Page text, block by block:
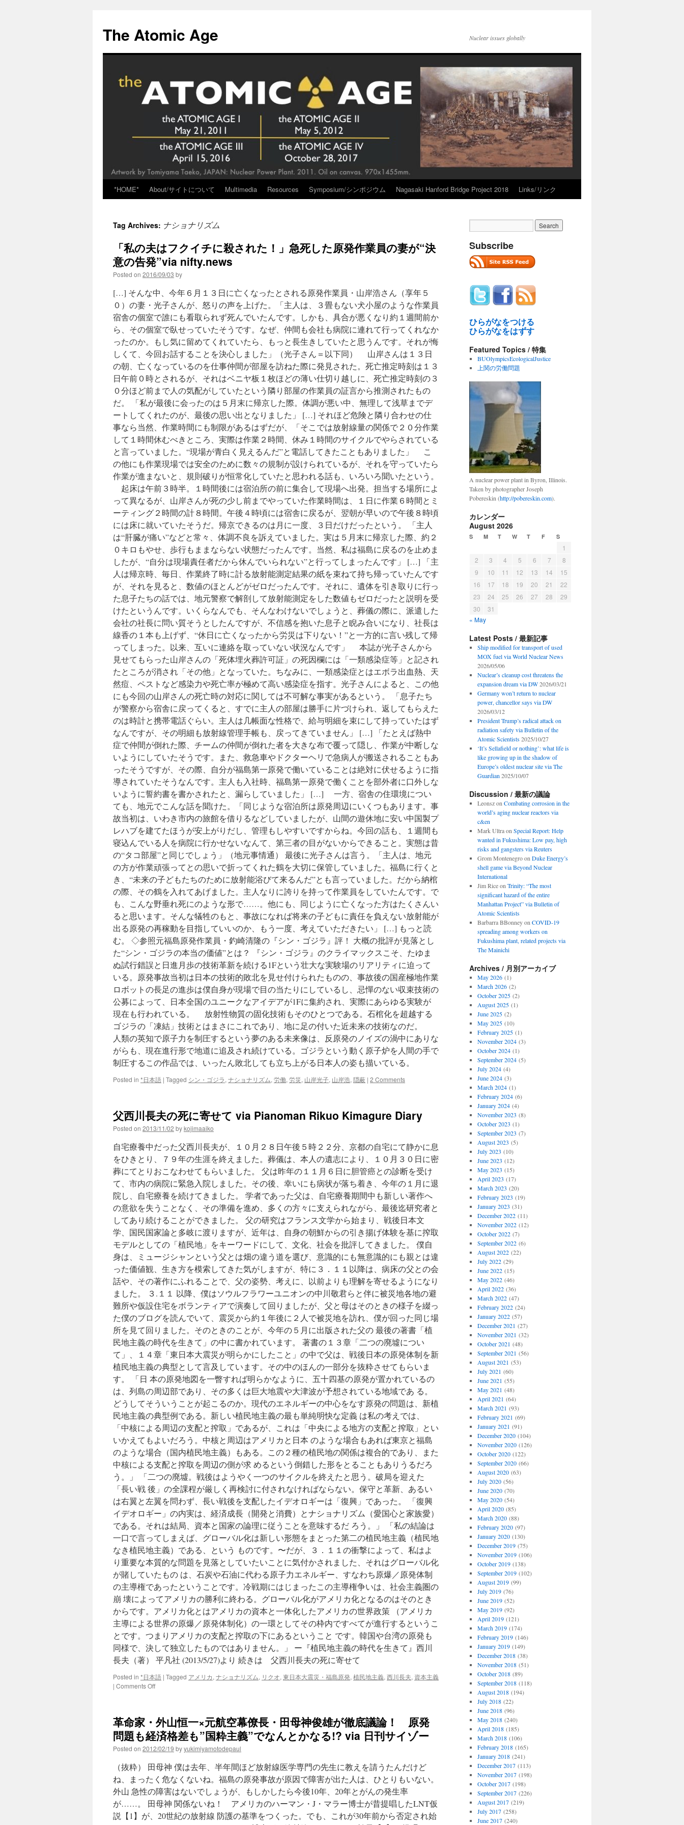
content
The Atomic Age Nuclear issues globally
*HOME* About/サイトについて Multimedia Resources Symposium/シンポジウム Nagasaki Hanford Bridge Project 2018 Links/リンク
Tag Archives: ナショナリズム
「私の夫はフクイチに殺された！」急死した原発作業員の妻が“決
意の告発”via nifty.news
Posted on 2016/09/03 by
[…] そんな中、今年６月１３日に亡くなったとされる原発作業員・山岸浩さん（享年５
０）の妻・光子さんが、怒りの声を上げた。「主人は、３畳もない犬小屋のような作業員
宿舎の個室で誰にも看取られず死んでいたんです。しかも、具合が悪くなり約１週間前か
ら、その個室で臥せっていたそうです。なぜ、仲間も会社も病院に連れて行ってくれなか
ったのか。もし気に留めてくれていたら、もっと長生きしていたと思うんです。それが悔
しくて、今回お話することを決心しました」（光子さん＝以下同） 山岸さんは１３日
の朝、亡くなっているのを仕事仲間が部屋を訪ねた際に発見された。死亡推定時刻は１３
日午前０時とされるが、それはベニヤ板１枚ほどの薄い仕切り越しに、死亡推定時刻の３
０分ほど前まで人の気配がしていたという隣り部屋の作業員の証言から推測されたもの
だ。 「私が最後に会ったのは５月末に帰京した際。体調が悪い中、無理して浅草までデ
ートしてくれたのが、最後の思い出となりました」 […] それほど危険と隣り合わせの仕
事なら当然、作業時間にも制限があるはずだが、「そこでは放射線量の関係で２０分作業
して１時間休むべきところ、実際は作業２時間、休み１時間のサイクルでやらされている
と言っていました。“現場が青白く見えるんだ”と電話してきたこともありました」 こ
の他にも作業現場では安全のために数々の規制が設けられているが、それを守っていたら
作業が進まないと、規則破りが恒常化していたと思われる話も、いろいろ聞いたという。
起床は午前３時半。１時間後には宿泊所の前に集合して現場へ出発。担当する場所によ
って異なるが、山岸さんが死の少し前までやっていた作業時間は、１日に作業６時間とミ
ーティング２時間の計８時間。午後４時頃には宿舎に戻るが、翌朝が早いので午後８時頃
には床に就いていたそうだ。帰京できるのは月に一度、３日だけだったという。 「主人
は“肝臓が痛い”などと常々、体調不良を訴えていました。実は５月末に帰京した際、約２
０キロもやせ、歩行もままならない状態だったんです。当然、私は福島に戻るのを止めま
したが、“自分は現場責任者だから休んでいられない”と行ってしまったんです」 […] 「主
人は帰京時、毎日、作業終了時に計る放射能測定結果の紙を束ねて持ち帰っていたんです
が、それを見ると、数値のほとんどがゼロだったんです。それに、遺体を引き取りに行っ
た息子たちの話では、地元警察で解剖して放射能測定をした数値もゼロだったと説明を受
けたというんです。いくらなんでも、そんなわけないでしょうと、葬儀の際に、派遣した
会社の社長に問い質そうとしたんですが、不信感を抱いた息子と睨み合いになり、社長は
線香の１本も上げず、“休日に亡くなったから労災は下りない！”と一方的に言い残して帰
ってしまった。以来、互いに連絡を取っていない状況なんです」 本誌が光子さんから
見せてもらった山岸さんの「死体埋火葬許可証」の死因欄には「一類感染症等」と記され
たところが消され「その他」となっていた。ちなみに、一類感染症とはエボラ出血熱、天
然痘、ペストなど感染力や死亡率が極めて高い感染症を指す。光子さんによると、この他
にも今回の山岸さんの死亡時の対応に関しては不可解な事実があるという。 「息子たち
が警察から宿舎に戻ってくると、すでに主人の部屋は勝手に片づけられ、返してもらえた
のは時計と携帯電話ぐらい。主人は几帳面な性格で、給与明細を束にして持っていたはず
なんですが、その明細も放射線管理手帳も、戻ってきていません」 […] 「たとえば熱中
症で仲間が倒れた際、チームの仲間が倒れた者を大きな布で覆って隠し、作業が中断しな
いようにしていたそうです。また、救急車やドクターヘリで急病人が搬送されることもあ
ったそうですが、その際、自分が福島第一原発で働いていることは絶対に伏せるように指
導されていたそうなんです。主人も入社時、福島第一原発で働くことを部外者に口外しな
いように誓約書を書かされたと、漏らしていました」 […] 一方、宿舎の住環境につい
ても、地元でこんな話を聞けた。「同じような宿泊所は原発周辺にいくつもあります。事
故当初は、いわき市内の旅館を借りるなどしていましたが、山間の遊休地に安い中国製プ
レハブを建てたほうが安上がりだし、管理もしやすいですからね。今回の話も、１週間も
寝込んでいる人を病院に行かせないなんて、第三者の目がないからできること。実態は昔
の“タコ部屋”と同じでしょう」（地元事情通） 最後に光子さんは言う。「主人は、地元
の方が作業頑張ってとの思いで折ってくれた鶴を大切に保管していました。福島に行くと
き、“未来の子どもたちのために放射能浴びて来るんだ”とも言っていました。だから納棺
の際、その鶴を入れてあげました。主人なりに誇りを持って作業員をしていたんです。で
も、こんな野垂れ死にのような形で……。他にも、同じように亡くなった方はたくさんい
ると思います。そんな犠牲のもと、事故になれば将来の子どもに責任を負えない放射能が
出る原発の再稼動を目指していいのか、もう一度、考えていただきたい」 […] もっと読
む。 ◇参照元福島原発作業員・釣崎清隆の『シン・ゴジラ』評！ 大概の批評が見落とし
た“シン・ゴジラの本当の価値”とは？ 『シン・ゴジラ』のクライマックスこそ、たゆま
ぬ試行錯誤と日進月歩の技術革新を続ける1Fという壮大な実験場のリアリティに迫って
いる。原発事故当初は日本の技術的敗北を見せ付けられたものの、事故後の国産極地作業
ロボットの長足の進歩は僕自身が現場で目の当たりにしているし、忌憚のない収束技術の
公募によって、日本全国のユニークなアイデアが1Fに集約され、実際にあらゆる実験が
現在も行われている。 放射性物質の固化技術もそのひとつである。石棺化を超越する
ゴジラの「凍結」技術とはまさにこれであり、地に足の付いた近未来の技術なのだ。
人類の英知で原子力を制圧するという夢のある未来像は、反原発のノイズの渦中にありな
がらも、現在進行形で地道に追及され続けている。ゴジラという動く原子炉を人間の手で
制圧するこの作品では、いったん敗北しても立ち上がる日本人の姿も描いている。
Posted in *日本語 | Tagged シン・ゴジラ, ナショナリズム, 労働, 労災, 山岸光子, 山岸浩, 隠蔽 | 2 Comments
父西川長夫の死に寄せて via Pianoman Rikuo Kimagure Diary
Posted on 2013/11/02 bykojimaaiko
自宅療養中だった父西川長夫が、１０月２８日午後５時２２分、京都の自宅にて静かに息
をひきとり、７９年の生涯を終えました。葬儀は、本人の遺志により、１０月３０日に密
葬にてとりおこなわせてもらいました。 父は昨年の１１月６日に胆管癌との診断を受け
て、市内の病院に緊急入院しました。その後、幸いにも病状が落ち着き、今年の１月に退
院し、自宅療養を続けてきました。 学者であった父は、自宅療養期間中も新しい著作へ
の意欲を失うことなく、その準備を進め、多くの方々に支えられながら、最後迄研究者と
してあり続けることができました。 父の研究はフランス文学から始まり、戦後日本文
学、国民国家論と多岐に渡りますが、近年は、自身の朝鮮からの引き揚げ体験を基に搾取
モデルとしての「植民地」をキーワードにして、文化、社会を批評してきました。 僕自
身は、ミュージシャンという父とは畑の違う道を選び、意識的にも無意識的にも親とは違
った価値観、生き方を模索してきた気がしますが、特に３．１１以降は、病床の父との会
話や、その著作にふれることで、父の姿勢、考えに、以前よりも理解を寄せるようになり
ました。 ３.１１ 以降、僕はソウルフラワーユニオンの中川敬君らと伴に被災地各地の避
難所や仮設住宅をボランティアで演奏して回りましたが、父と母はそのときの様子を綴っ
た僕のブログを読んでいて、震災から約１年後に２人で被災地を訪れ、僕が回った同じ場
所を見て回りました。そのときのことが、今年の５月に出版された父の 最後の著書「植
民地主義の時代を生きて」の中に書かれています。 著書の１３章「二つの廃墟につい
て」、１４章「東日本大震災が明らかにしたこと」の中で父は、戦後日本の原発体制を新
植民地主義の典型として言及しています。その中のほんの一部分を抜粋させてもらいま
す。 「日 本の原発地図を一瞥すれば明らかなように、五十四基の原発が置かれているの
は、列島の周辺部であり、その多くは巨大地震や大津波が予想されている地域であ る。
どうしてそういうことが起こるのか。現代のエネルギーの中心をなす原発の問題は、新植
民地主義の典型例である。新しい植民地主義の最も単純明快な定義 は私の考えでは、
「中核による周辺の支配と搾取」であるが、これは「中央による地方の支配と搾取」とい
いかえてもよいだろう。中核と周辺はアメリカと日本 のような場合もあれば東京と福島
のような場合（国内植民地主義）もある。この２種の植民地の関係は複合的であり、また
中核による支配と搾取を周辺の側が求 めるという倒錯した形をとることもありうるだろ
う。」 「二つの廃墟。戦後はようやく一つのサイクルを終えたと思う。破局を迎えた
「長い戦 後」の全課程が厳しく再検討に付されなければならない。保守と革新、あるい
は右翼と左翼を問わず、長い戦後を支配したイデオロギーは「復興」であった。 「復興
イデオロギー」の内実は、経済成長（開発と消費）とナショナリズム（愛国心と家族愛）
である。それは結局、資本と国家の論理に従うことを意味するだ ろう。」 「私の結論は
一口で言ってしまえば、グローバル化は新しい形態をまとった第二の植民地主義（植民地
なき植民地主義）である、という ものです。〜だが、３．１１の衝撃によって、私はよ
り重要な本質的な問題を見落としていたいことに気付かされました、それはグローバル化
が賭していたもの は、石炭や石油に代わる原子力エネルギー、すなわち原爆／原発体制
の主導権であったということです。冷戦期にはじまったこの主導権争いは、社会主義圏の
崩 壊によってアメリカの勝利に終わる。グローバル化がアメリカ化となるのはそのとき
からです。アメリカ化とはアメリカの資本と一体化したアメリカの世界政策 （アメリカ
主導による世界の原爆／原発体制化）の一環としてその枠内ですべてが進行するというこ
とです。つまりアメリカの支配と搾取の下にあるということ です。韓国や台湾の原発も
同様で、決して独立したものではありません。」 ー『植民地主義の時代を生きて』西川
長夫（著） 平凡社 (2013/5/27)より 続きは 父西川長夫の死に寄せて
Posted in *日本語 | Tagged アメリカ, ナショナリズム, リクオ, 東日本大震災・福島原発, 植民地主義, 西川長夫, 資本主義
| Comments Offon
長
夫
の
死
寄
せ
て
via
Pianoman
Rikuo
Kimagure
革命家・外山恒一×元航空幕僚長・田母神俊雄が徹底議論！ 原発
問題も経済格差も”国粋主義”でなんとかなる!? via 日刊サイゾー
Posted on 2012/02/19 byyukimiyamotodepaul
（抜粋） 田母神 僕は去年、半年間ほど放射線医学専門の先生に教えを請うたんだけど
ね、まったく危なくないね。福島の原発事故が原因で障害が出た人は、ひとりもいない。
外山 急性の障害はないでしょうが、もしかしたら今後10年、20年とがんの発生率
が……。 田母神 関係ないね！ アメリカのハーマン・J・マラー博士が昔提唱したLNT仮
説【1】が、20世紀の放射線 防護の基準をつくった。でも、これが30年前から否定され始
Subscribe
ひらがなをつける
ひらがなをはずす
Featured Topics / 特集
BUOlympicsEcologicalJustice
上関の労働問題
A nuclear power plant in Byron, Illinois.
Taken by photographer Joseph
Pobereskin (http://pobereskin.com).
カレンダー
August 2026
S M T W T F S
1
2
3 4 5 6 7
8
9
10 11 12 13 14
15
16
17 18 19 20 21
22
23
24 25 26 27 28
29
30
31
« May
Latest Posts / 最新記事
Ship modified for transport of used
MOX fuel via World Nuclear News
2026/05/06
Nuclear’s cleanup cost threatens the
expansion dream via DW 2026/03/21
Germany won’t return to nuclear
power, chancellor says via DW
2026/03/12
President Trump’s radical attack on
radiation safety via Bulletin of the
Atomic Scientists 2025/10/27
‘It’s Sellafield or nothing’: what life is
like growing up in the shadow of
Europe’s oldest nuclear site via The
Guardian 2025/10/07
Discussion / 最新の議論
Leonszon Combating corrosion in the
world’s aging nuclear reactors via
c&en
Mark Ultraon Special Report: Help
wanted in Fukushima: Low pay, high
risks and gangsters via Reuters
Grom Montenegroon Duke Energy’s
shell game via Beyond Nuclear
International
Jim Riceon Trinity: “The most
significant hazard of the entire
Manhattan Project” via Bulletin of
Atomic Scientists
Barbarra BBonneyon COVID-19
spreading among workers on
Fukushima plant, related projects via
The Mainichi
Archives / 月別アーカイブ
May 2026(1)
March 2026(2)
October 2025(2)
August 2025(1)
June 2025(2)
May 2025(10)
February 2025(1)
November 2024(3)
October 2024(1)
September 2024(5)
July 2024(4)
June 2024(3)
March 2024(1)
February 2024(6)
January 2024(4)
November 2023 (8)
October 2023 (1)
September 2023 (7)
August 2023 (5)
July 2023 (10)
June 2023 (12)
May 2023 (15)
April 2023 (17)
March 2023 (20)
February 2023 (19)
January 2023 (31)
December 2022(11)
November 2022(12)
October 2022(7)
September 2022(6)
August 2022(22)
July 2022(29)
June 2022(15)
May 2022(46)
April 2022(36)
March 2022(47)
February 2022(24)
January 2022(57)
December 2021 (27)
November 2021 (32)
October 2021 (48)
September 2021 (56)
August 2021 (53)
July 2021 (60)
June 2021 (55)
May 2021 (48)
April 2021 (64)
March 2021 (93)
February 2021 (69)
January 2021 (91)
December 2020(104)
November 2020(126)
October 2020(122)
September 2020(66)
August 2020(63)
July 2020(56)
June 2020(70)
May 2020(54)
April 2020(85)
March 2020(88)
February 2020(97)
January 2020(130)
December 2019(75)
November 2019(106)
October 2019(138)
September 2019(102)
August 2019(99)
July 2019(76)
June 2019(52)
May 2019(92)
April 2019(121)
March 2019(174)
February 2019(146)
January 2019(149)
December 2018(38)
November 2018(51)
October 2018(89)
September 2018(118)
August 2018(194)
July 2018(22)
June 2018(96)
May 2018(240)
April 2018(185)
March 2018(106)
February 2018(165)
January 2018(241)
December 2017(113)
November 2017(198)
October 2017(198)
September 2017(226)
August 2017(219)
July 2017(258)
June 2017(240)